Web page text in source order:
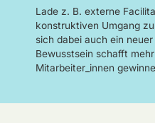
Lade z. B. externe
konstruktiven Umgang
sich dabei auch ein
Bewusstsein schafft
Mitarbeiter_innen